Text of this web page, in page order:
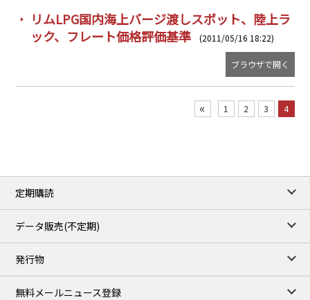
リムLPG国内海上バージ渡しスポット、陸上ラ
ック、フレート価格評価基準
(2011/05/16 18:22)
ブラウザで開く
« 1 2 3 4
定期購読
データ販売(不定期)
発行物
無料メールニュース登録